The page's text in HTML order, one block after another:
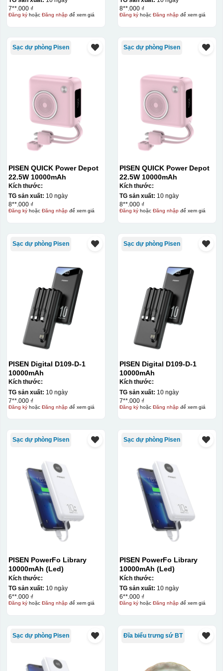
quang, trong đó hình ảnh cần in được phơi sáng tạo
thành khuôn. Mực in được đẩy qua các lỗ nhỏ trên lưới
phẩm như ly, cốc, bút, móc khóa hay các vật phẩm quà
phù hợp cho sản xuất số lượng lớn, tuy nhiên đòi hỏi
quy trình chuẩn bị kỹ lưỡng và chi phí setup ban đầu
tương đối cao.
Chất liệu:
Nhựa
7**.000 ₫
Đăng kýhoặc Đăng nhậpđể xem giá
8**.000 ₫
Đăng kýhoặc Đăng nhậpđể xem giá
Sạc dự phòng Pisen
PISEN QUICK Power Depot
22.5W 10000mAh
Kích thước:
TG sản xuất: 10 ngày
8**.000 ₫
Đăng kýhoặc Đăng nhậpđể xem giá
Sạc dự phòng Pisen
PISEN QUICK Power Depot
22.5W 10000mAh
Kích thước:
TG sản xuất: 10 ngày
8**.000 ₫
Đăng kýhoặc Đăng nhậpđể xem giá
Sạc dự phòng Pisen
PISEN Digital D109-D-1
10000mAh
Kích thước:
TG sản xuất: 10 ngày
7**.000 ₫
Đăng kýhoặc Đăng nhậpđể xem giá
Sạc dự phòng Pisen
PISEN Digital D109-D-1
10000mAh
Kích thước:
TG sản xuất: 10 ngày
7**.000 ₫
Đăng kýhoặc Đăng nhậpđể xem giá
Sạc dự phòng Pisen
PISEN PowerFo Library
10000mAh (Led)
Kích thước:
TG sản xuất: 10 ngày
6**.000 ₫
Đăng kýhoặc Đăng nhậpđể xem giá
Sạc dự phòng Pisen
PISEN PowerFo Library
10000mAh (Led)
Kích thước:
TG sản xuất: 10 ngày
6**.000 ₫
Đăng kýhoặc Đăng nhậpđể xem giá
Sạc dự phòng Pisen Đĩa biểu trưng sứ BT